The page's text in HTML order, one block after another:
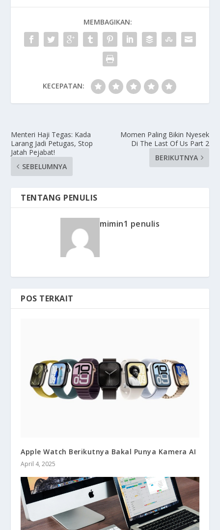
MEMBAGIKAN:
KECEPATAN:
Menteri Haji Tegas: Kada
Larang Jadi Petugas, Stop
Jatah Pejabat!
SEBELUMNYA
Momen Paling Bikin Nyesek
Di The Last Of Us Part 2
BERIKUTNYA
TENTANG PENULIS
mimin1 penulis
POS TERKAIT
Apple Watch Berikutnya Bakal Punya Kamera AI
April 4, 2025